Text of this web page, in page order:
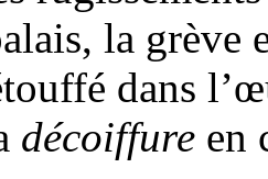
la grève
dans
décoiffure en